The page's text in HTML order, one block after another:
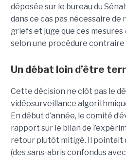
déposée sur le bureau du
dans ce cas pas nécessaire
griefs et juge que ces
selon une procédure contraire
Un débat loin d’être
Cette décision ne clôt pas le
vidéosurveillance
En début d’année, le comité
rapport sur le bilan de
retour plutôt mitigé. Il pointait
(des sans-abris confondus